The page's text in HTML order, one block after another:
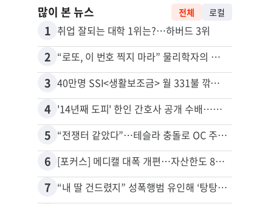
많이 본 뉴스 전체 로컬
1 취업 잘되는 대학 1위는?…하버드 3위
2 “로또, 이 번호 찍지 마라” 물리학자의 당첨금 높이는 비밀
3 40만명 SSI<생활보조금> 월 331불 깎이나
4 '14년째 도피' 한인 간호사 공개 수배…메디케어 사기 유죄
5 “전쟁터 같았다”…테슬라 충돌로 OC 주택 4채 파손
6 [포커스] 메디캘 대폭 개편…자산한도 84% 축소
7 “내 딸 건드렸지” 성폭행범 유인해 ‘탕탕’…아빠의 복수 결말